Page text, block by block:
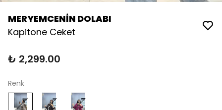
MERYEMCENİN DOLABI
Kapitone Ceket
₺ 2,299.00
Renk